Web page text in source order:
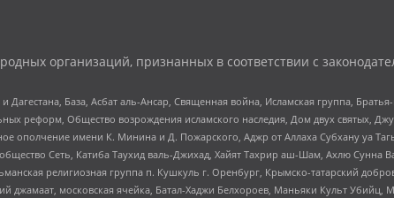
организаций, признанных в соответствии с
База, Асбат аль-Ансар, Священная война, Исламская группа,
реформ, Общество возрождения исламского наследия, Дом двух святых,
ополчение имени К. Минина и Д. Пожарского, Аджр от Аллаха Субхану уа
Сеть, Катиба Таухид валь-Джихад, Хайят Тахрир аш-Шам, Ахлю Сунна
религиозная группа п. Кушкуль г. Оренбург, Крымско-татарский
джамаат, московская ячейка, Батал-Хаджи Белхороев, Маньяки Культ